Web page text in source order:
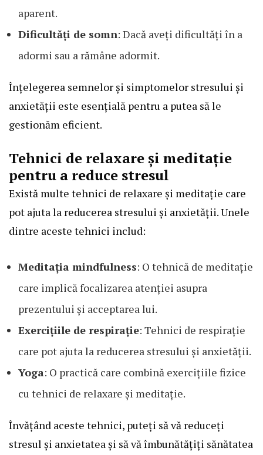
aparent.
Dificultăți de somn: Dacă aveți dificultăți în a
adormi sau a rămâne adormit.
Înțelegerea semnelor și simptomelor stresului și
anxietății este esențială pentru a putea să le
gestionăm eficient.
Tehnici de relaxare și meditație
pentru a reduce stresul
Există multe tehnici de relaxare și meditație care
pot ajuta la reducerea stresului și anxietății. Unele
dintre aceste tehnici includ:
Meditația mindfulness: O tehnică de meditație
care implică focalizarea atenției asupra
prezentului și acceptarea lui.
Exercițiile de respirație: Tehnici de respirație
care pot ajuta la reducerea stresului și anxietății.
Yoga: O practică care combină exercițiile fizice
cu tehnici de relaxare și meditație.
Învățând aceste tehnici, puteți să vă reduceți
stresul și anxietatea și să vă îmbunătățiți sănătatea